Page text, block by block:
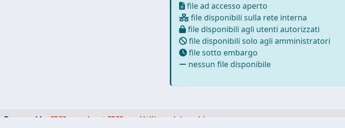
file ad accesso aperto
file disponibili sulla rete interna
file disponibili agli utenti autorizzati
file disponibili solo agli amministratori
file sotto embargo
nessun file disponibile
Powered by IRIS about IRIS Utilizzo dei cookie